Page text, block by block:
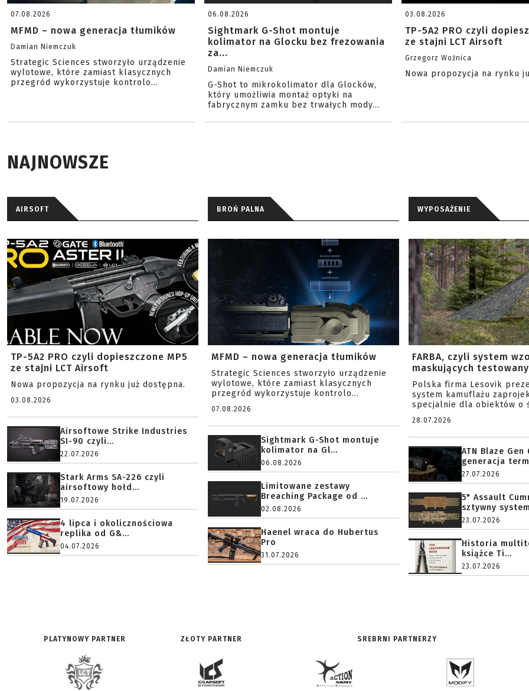
07.08.2026
MFMD – nowa generacja tłumików
Damian Niemczuk
Strategic Sciences stworzyło urządzenie
wylotowe, które zamiast klasycznych
przegród wykorzystuje kontrolo...
06.08.2026
Sightmark G-Shot montuje
kolimator na Glocku bez frezowania
za...
Damian Niemczuk
G-Shot to mikrokolimator dla Glocków,
który umożliwia montaż optyki na
fabrycznym zamku bez trwałych mody...
03.08.2026
TP-5A2 PRO czyli
ze stajni LCT Airsoft
Grzegorz Woźnica
Nowa propozycja na rynku
NAJNOWSZE
AIRSOFT
TP-5A2 PRO czyli dopieszczone MP5
ze stajni LCT Airsoft
Nowa propozycja na rynku już dostępna.
03.08.2026
Airsoftowe Strike Industries
SI-90 czyli...
22.07.2026
Stark Arms SA-226 czyli
airsoftowy hołd...
19.07.2026
4 lipca i okolicznościowa
replika od G&...
04.07.2026
BROŃ PALNA
MFMD – nowa generacja tłumików
Strategic Sciences stworzyło urządzenie
wylotowe, które zamiast klasycznych
przegród wykorzystuje kontrolo...
07.08.2026
Sightmark G-Shot montuje
kolimator na Gl...
06.08.2026
Limitowane zestawy
Breaching Package od ...
02.08.2026
Haenel wraca do Hubertus
Pro
31.07.2026
WYPOSAŻENIE
FARBA, czyli system
maskujących
Polska firma Lesovik
system kamuflażu
specjalnie dla obiektów o
28.07.2026
ATN Blaze Gen
generacja
27.07.2026
5" Assault
sztywny
23.07.2026
Historia
książce Ti...
23.07.2026
PLATYNOWY PARTNER ZŁOTY PARTNER SREBRNI PARTNERZY